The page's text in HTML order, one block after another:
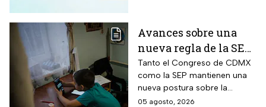
Avances sobre una
nueva regla de la SEP
sobre el uso de
celulares en la
escuelas
Tanto el Congreso de CDMX
como la SEP mantienen una
nueva postura sobre la
regulación de celulares en las
05 agosto, 2026